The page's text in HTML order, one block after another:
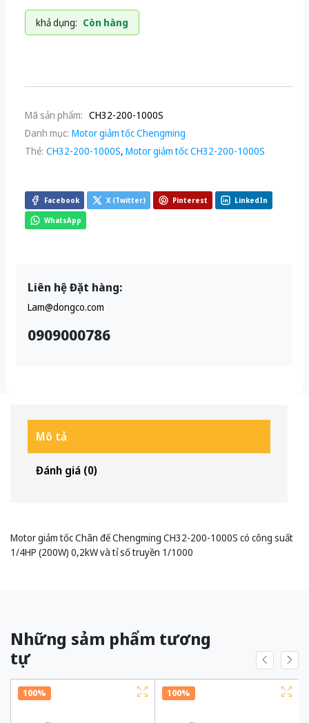
khả dụng: Còn hàng
Mã sản phẩm: CH32-200-1000S
Danh mục: Motor giảm tốc Chengming
Thẻ: CH32-200-1000S, Motor giảm tốc CH32-200-1000S
Facebook X (Twitter) Pinterest LinkedIn
WhatsApp
Liên hệ Đặt hàng:
Lam@dongco.com
0909000786
Mô tả
Đánh giá (0)
Motor giảm tốc Chân đế Chengming CH32-200-1000S có công suất
1/4HP (200W) 0,2kW và tỉ số truyền 1/1000
Những sảm phẩm tương
tự
100% 100%